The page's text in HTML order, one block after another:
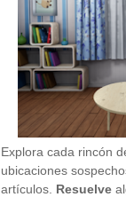
Explora cada rincón
ubicaciones
artículos. Resuelve